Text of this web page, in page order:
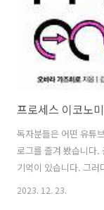
독자분들은 어떤 유튜
로그를 즐겨 봤습니다.
기억이 있습니다. 그
브이로그를 찍을까?'
2023. 12. 23.